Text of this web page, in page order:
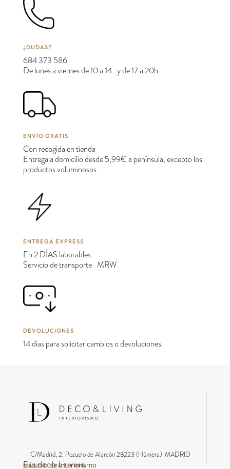
¿DUDAS?
684 373 586
De lunes a viernes de 10 a 14 y de 17 a 20h.
ENVÍO GRATIS
Con recogida en tienda
Entrega a domicilio desde 5,99€ a península, excepto los
productos voluminosos
ENTREGA EXPRESS
En 2 DÍAS laborables
Servicio de transporte MRW
DEVOLUCIONES
14 días para solicitar cambios o devoluciones.
C/Madrid, 2, Pozuelo de Alarcón 28223 (Húmera) MADRID
MÁS DECO & LIVING
Estudio de Interiorismo